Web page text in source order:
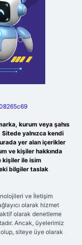
kurum veya şahıs
yalnızca kendi
yer alan içerikler
ve kişiler hakkında
kişiler ile isim
bilgiler taslak
ve İletişim
olarak hizmet
olarak denetleme
Ancak, üyelerimiz
siteye üye olarak